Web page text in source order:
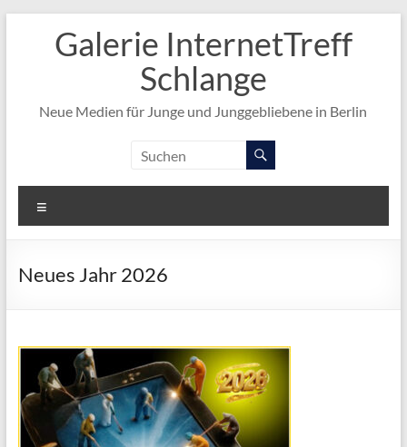
springenGalerie InternetTreff
Schlange
Neue Medien für Junge und Junggebliebene in Berlin
Neues Jahr 2026